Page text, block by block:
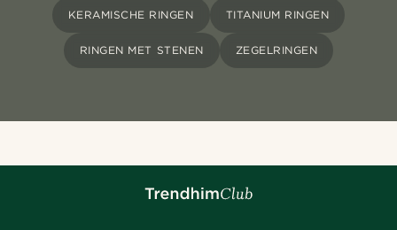
KERAMISCHE RINGEN TITANIUM RINGEN
RINGEN MET STENEN ZEGELRINGEN